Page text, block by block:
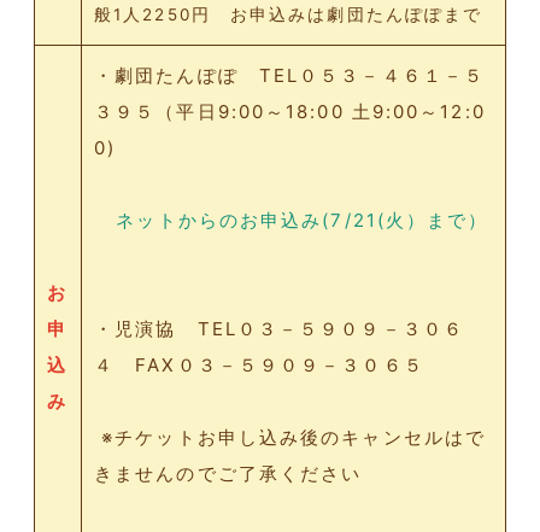
般1人2250円 お申込みは劇団たんぽぽまで
お
申
込
み
・劇団たんぽぽ TEL０５３－４６１－５
３９５（平日9:00～18:00 土9:00～12:0
0)
ネットからのお申込み(7/21(火）まで）
・児演協 TEL０３－５９０９－３０６
４ FAX０３－５９０９－３０６５
※チケットお申し込み後のキャンセルはで
きませんのでご了承ください